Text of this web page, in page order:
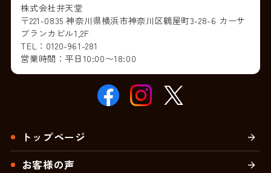
株式会社弁天堂
〒221-0835 神奈川県横浜市神奈川区鶴屋町3-28-6 カーサ
ブランカビル1,2F
TEL：0120-961-281
営業時間：平日10:00〜18:00
トップページ
お客様の声